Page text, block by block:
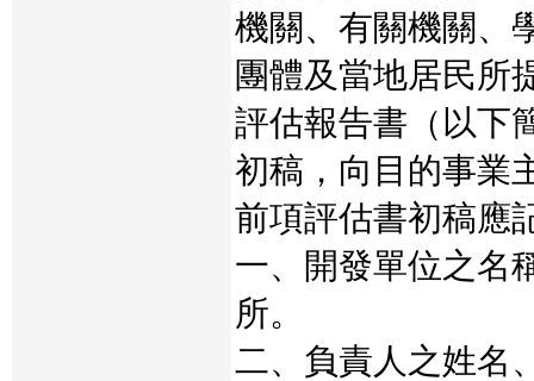
機關、有關機關、
團體及當地居民所
評估報告書（以下
初稿，向目的事業
前項評估書初稿應
一、開發單位之名
所。
二、負責人之姓名